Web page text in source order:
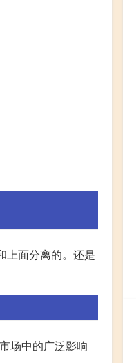
上面分离的。还是
场中的广泛影响